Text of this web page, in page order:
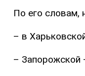
По его словам,
– в
– Запорожской